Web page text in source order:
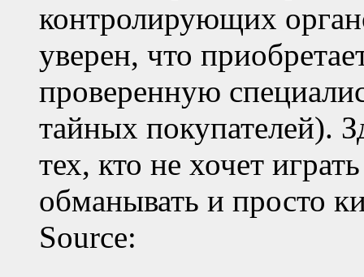
контролирующих
уверен, что
проверенную
тайных покупателей).
тех, кто не хочет
обманывать и просто
Source: